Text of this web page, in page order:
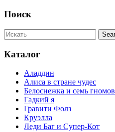
Поиск
Каталог
Аладдин
Алиса в стране чудес
Белоснежка и семь гномов
Гадкий я
Гравити Фолз
Круэлла
Леди Баг и Супер-Кот